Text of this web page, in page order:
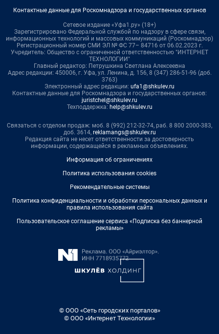
Контактные данные для Роскомнадзора и государственных органов
Сетевое издание «Уфа1.ру» (18+)
Зарегистрировано Федеральной службой по надзору в сфере связи,
информационных технологий и массовых коммуникаций (Роскомнадзор)
Регистрационный номер СМИ ЭЛ № ФС 77– 84716 от 06.02.2023 г.
Учредитель: Общество с ограниченной ответственностью "ИНТЕРНЕТ
ТЕХНОЛОГИИ"
Главный редактор: Петрушкина Светлана Алексеевна
Адрес редакции: 450006, г. Уфа, ул. Ленина, д. 156, 8 (347) 286-51-96 (доб.
3763)
Электронный адрес редакции: ufa1@shkulev.ru
Контактные данные для Роскомнадзора и государственных органов:
juristchel@shkulev.ru
Техподдержка: help@shkulev.ru
Связаться с отделом продаж: моб. 8 (992) 212-32-74, раб. 8 800 2000-383,
доб. 3614, reklamangs@shkulev.ru
Редакция сайта не несет ответственности за достоверность
информации, содержащейся в рекламных объявлениях.
Информация об ограничениях
Политика использования cookies
Рекомендательные системы
Политика конфиденциальности и обработки персональных данных и
правила использования сайта
Пользовательское соглашение сервиса «Подписка без баннерной
рекламы»
© ООО «Сеть городских порталов»
© ООО «Интернет Технологии»